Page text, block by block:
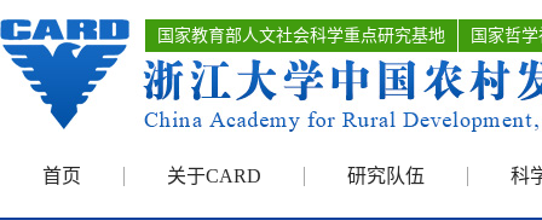
国家教育部人文社会科学重点研究基地 国家哲
首页 关于CARD 研究队伍 科